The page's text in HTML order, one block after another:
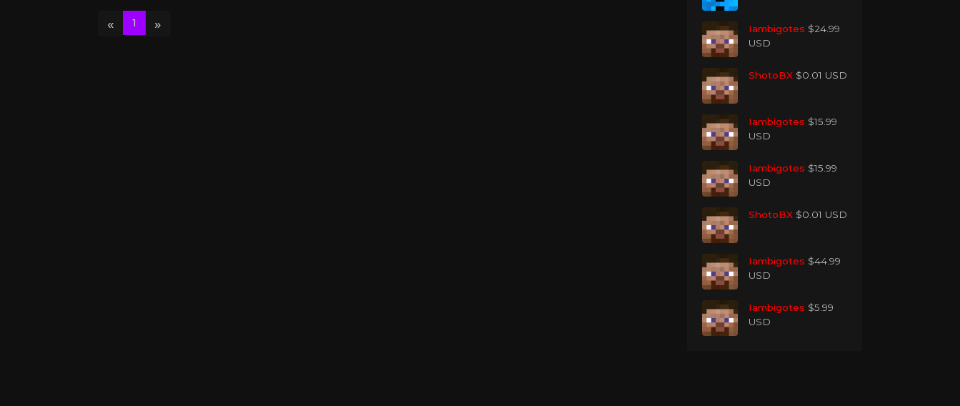
« 1 » Iambigotes $24.99
USD
ShotoBX $0.01 USD
Iambigotes $15.99
USD
Iambigotes $15.99
USD
ShotoBX $0.01 USD
Iambigotes $44.99
USD
Iambigotes $5.99
USD